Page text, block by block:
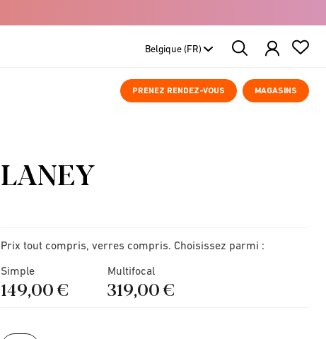
Search
Products
PRENEZ RENDEZ-VOUS MAGASINS
LANEY
Prix tout compris, verres compris. Choisissez parmi :
Simple
149,00 €
Multifocal
319,00 €